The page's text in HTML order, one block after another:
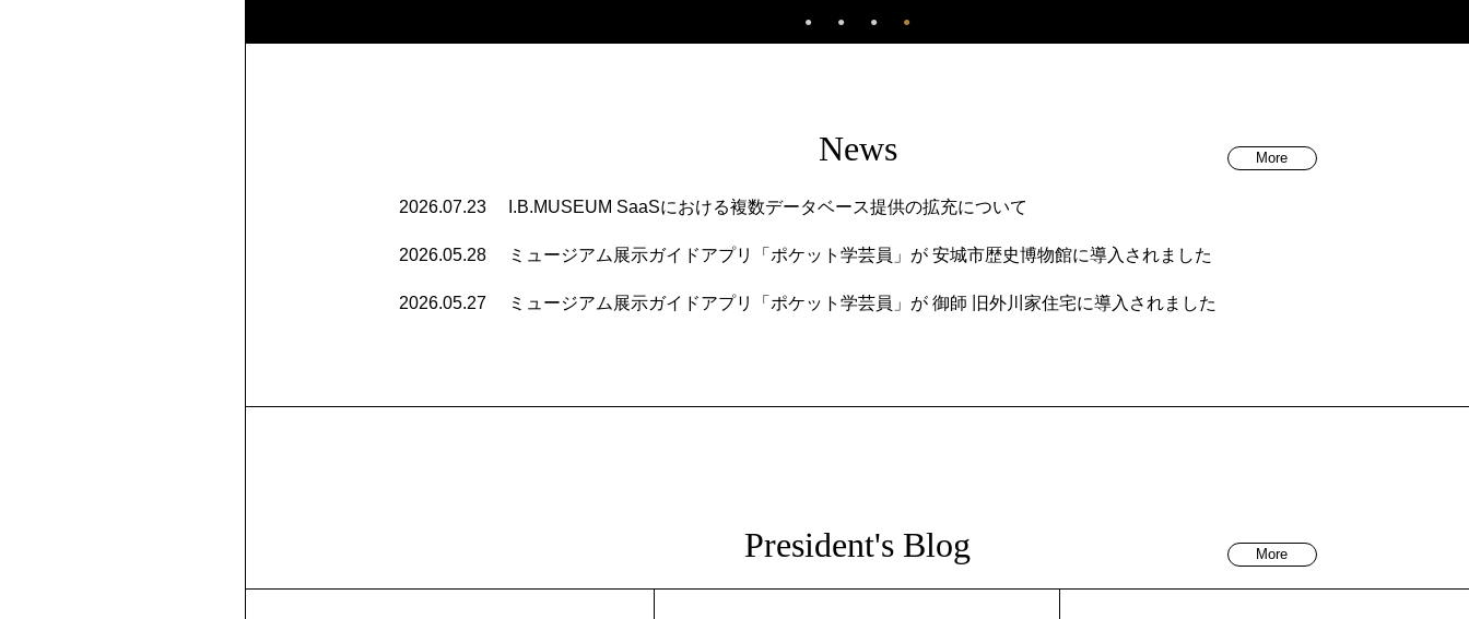
News More
2026.07.23 I.B.MUSEUM SaaSにおける複数データベース提供の拡充について
2026.05.28 ミュージアム展示ガイドアプリ「ポケット学芸員」が 安城市歴史博物館に導入されました
2026.05.27 ミュージアム展示ガイドアプリ「ポケット学芸員」が 御師 旧外川家住宅に導入されました
President's Blog More